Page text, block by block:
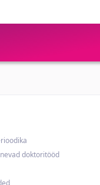
doktoritööd